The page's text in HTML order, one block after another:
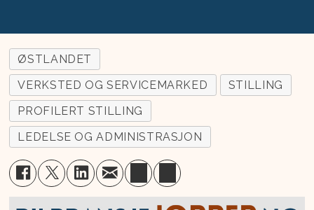
ØSTLANDET
VERKSTED OG SERVICEMARKED
STILLING
PROFILERT STILLING
LEDELSE OG ADMINISTRASJON